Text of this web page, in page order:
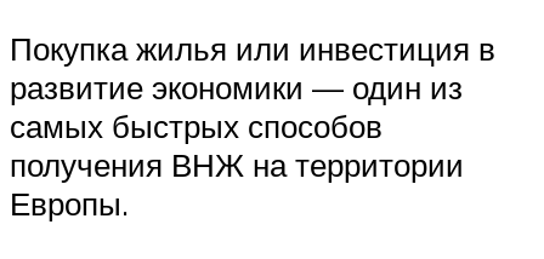
Покупка жилья или инвестиция в
развитие экономики — один из
самых быстрых способов
получения ВНЖ на территории
Европы.